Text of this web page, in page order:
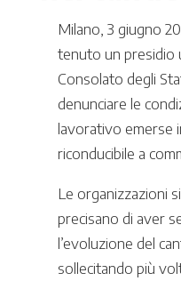
Milano, 3 giugno
tenuto un presidio
Consolato degli
denunciare le
lavorativo emerse
riconducibile a
Le organizzazioni
precisano di aver
l’evoluzione del
sollecitando più